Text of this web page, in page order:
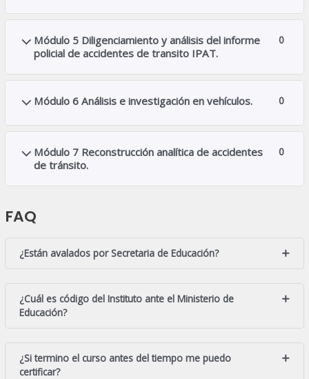
Módulo 5 Diligenciamiento y análisis del informe
policial de accidentes de transito IPAT.
0
Módulo 6 Análisis e investigación en vehículos. 0
Módulo 7 Reconstrucción analítica de accidentes
de tránsito.
0
FAQ
¿Están avalados por Secretaria de Educación?
¿Cuál es código del Instituto ante el Ministerio de
Educación?
¿Si termino el curso antes del tiempo me puedo
certificar?